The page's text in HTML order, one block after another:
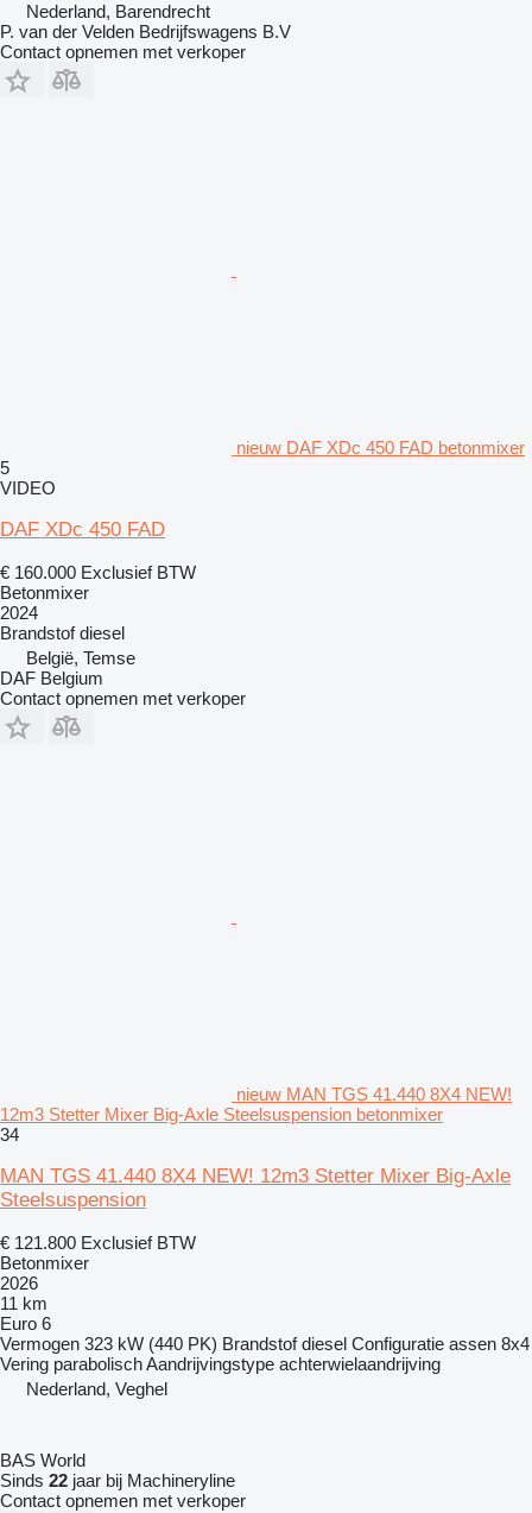
Nederland, Barendrecht
P. van der Velden Bedrijfswagens B.V
Contact opnemen met verkoper
nieuw DAF XDc 450 FAD betonmixer
5
VIDEO
DAF XDc 450 FAD
€ 160.000 Exclusief BTW
Betonmixer
2024
Brandstof diesel
België, Temse
DAF Belgium
Contact opnemen met verkoper
nieuw MAN TGS 41.440 8X4 NEW!
12m3 Stetter Mixer Big-Axle Steelsuspension betonmixer
34
MAN TGS 41.440 8X4 NEW! 12m3 Stetter Mixer Big-Axle
Steelsuspension
€ 121.800 Exclusief BTW
Betonmixer
2026
11 km
Euro 6
Vermogen 323 kW (440 PK) Brandstof diesel Configuratie assen 8x4
Vering parabolischAandrijvingstype achterwielaandrijving
Nederland, Veghel
BAS World
Sinds 22 jaar bij Machineryline
Contact opnemen met verkoper